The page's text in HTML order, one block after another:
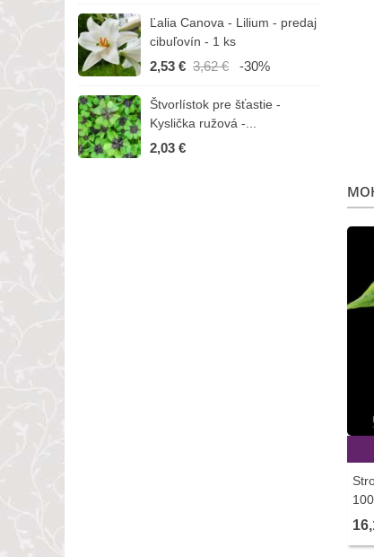
Ľalia Canova - Lilium - predaj
cibuľovín - 1 ks
2,53 € 3,62 € -30%
Štvorlístok pre šťastie -
Kyslička ružová -...
2,03 €